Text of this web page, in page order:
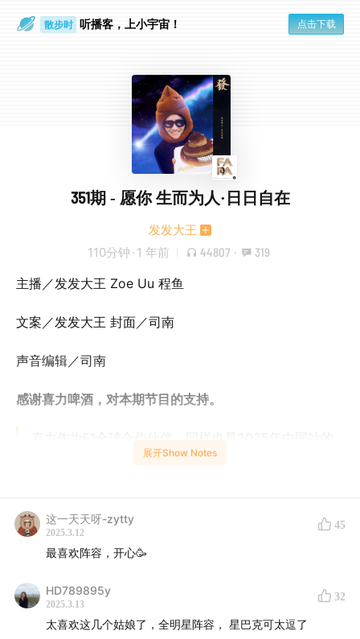
散步时 听播客，上小宇宙！ 点击下载
351期 - 愿你 生而为人·日日自在
发发大王
110分钟 · 1 年前 44807 · 319
主播／发发大王 Zoe Uu 程鱼
文案／发发大王 封面／司南
声音编辑／司南
感谢喜力啤酒，对本期节目的支持。
喜力作为F1全球合作伙伴，同样也是2025年中国站的
迷间，朋友间，陌生人之间社交的快乐，
这也是创建自1873，152年前，Freddy海尼根先生所说
庆祝美好时光而生。
展开Show Notes
这一天天呀-zytty
2025.3.12
45
最喜欢阵容，开心🥳
HD789895y
2025.3.13
32
太喜欢这几个姑娘了，全明星阵容， 星巴克可太逗了